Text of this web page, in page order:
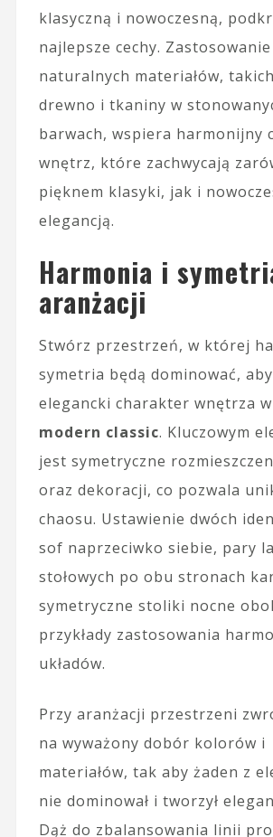
klasyczną i nowoczesną,
najlepsze cechy. Zastosowanie
naturalnych materiałów,
drewno i tkaniny w
barwach, wspiera harmonijny
wnętrz, które zachwycają
pięknem klasyki, jak i
elegancją.
Harmonia i
aranżacji
Stwórz przestrzeń, w której
symetria będą dominować,
elegancki charakter wnętrza
modern classic. Kluczowym
jest symetryczne
oraz dekoracji, co pozwala
chaosu. Ustawienie dwóch
sof naprzeciwko siebie, pary
stołowych po obu stronach
symetryczne stoliki nocne
przykłady zastosowania
układów.
Przy aranżacji przestrzeni
na wyważony dobór kolorów i
materiałów, tak aby żaden z
nie dominował i tworzył
Dąż do zbalansowania linii